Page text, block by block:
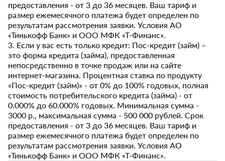
предоставления - от 3 до 36 месяцев. Ваш тариф и
размер ежемесячного платежа будет определен по
результатам рассмотрения заявки. Условия АО
«Тинькофф Банк» и ООО МФК «Т-Финанс».
3. Если у вас есть только кредит: Пос-кредит (займ) –
это форма кредита (займа), предоставленная
непосредственно в точке продаж или на сайте
интернет-магазина. Процентная ставка по продукту
«Пос-кредит (займ)» - от 0% до 100% годовых, полная
стоимость потребительского кредита (займа) - от
0.000% до 60.000% годовых. Минимальная сумма -
3000 р., максимальная сумма - 500 000 рублей. Срок
предоставления - от 3 до 36 месяцев. Ваш тариф и
размер ежемесячного платежа будет определен по
результатам рассмотрения заявки. Условия АО
«Тинькофф Банк» и ООО МФК «Т-Финанс».